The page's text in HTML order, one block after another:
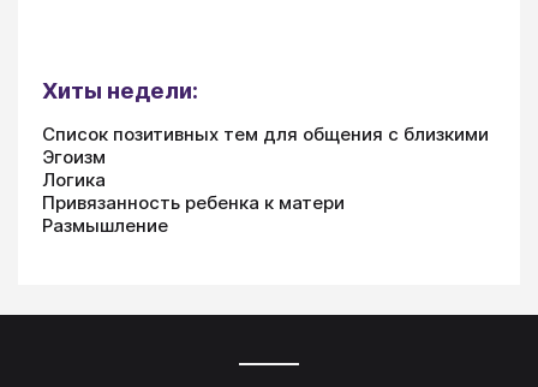
Хиты недели:
Список позитивных тем для общения с близкими
Эгоизм
Логика
Привязанность ребенка к матери
Размышление